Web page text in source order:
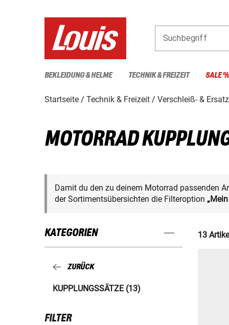
Suchbegriff
BEKLEIDUNG & HELME TECHNIK & FREIZEIT SALE %
Startseite Technik & Freizeit Verschleiß- &
MOTORRAD
Damit du den zu deinem Motorrad passenden
der Sortimentsübersichten die Filteroption
KATEGORIEN
ZURÜCK
KUPPLUNGSSÄTZE (13)
FILTER
13